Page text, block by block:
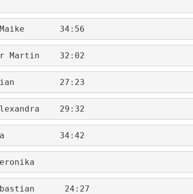
34:56
Martin    32:02
27:23
29:32
34:42
24:27